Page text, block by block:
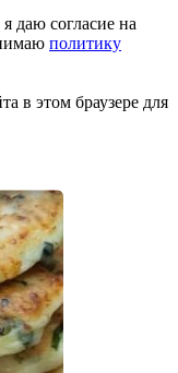
даю согласие на
политику
в этом браузере для